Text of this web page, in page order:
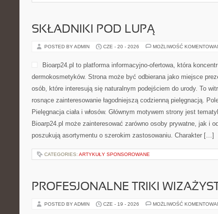
SKŁADNIKI POD LUPĄ
POSTED BY ADMIN CZE - 20 - 2026 MOŻLIWOŚĆ
Bioarp24.pl to platforma informacyjno-ofertowa, która
dermokosmetyków. Strona może być odbierana jako miejsce
osób, które interesują się naturalnym podejściem do urody. To
rosnące zainteresowanie łagodniejszą codzienną pielęgnacją.
Pielęgnacja ciała i włosów. Głównym motywem strony jest
Bioarp24.pl może zainteresować zarówno osoby prywatne, jak i
poszukują asortymentu o szerokim zastosowaniu. Charakter […]
CATEGORIES: ARTYKUŁY SPONSOROWANE
PROFESJONALNE TRIKI
POSTED BY ADMIN CZE - 19 - 2026 MOŻLIWOŚĆ